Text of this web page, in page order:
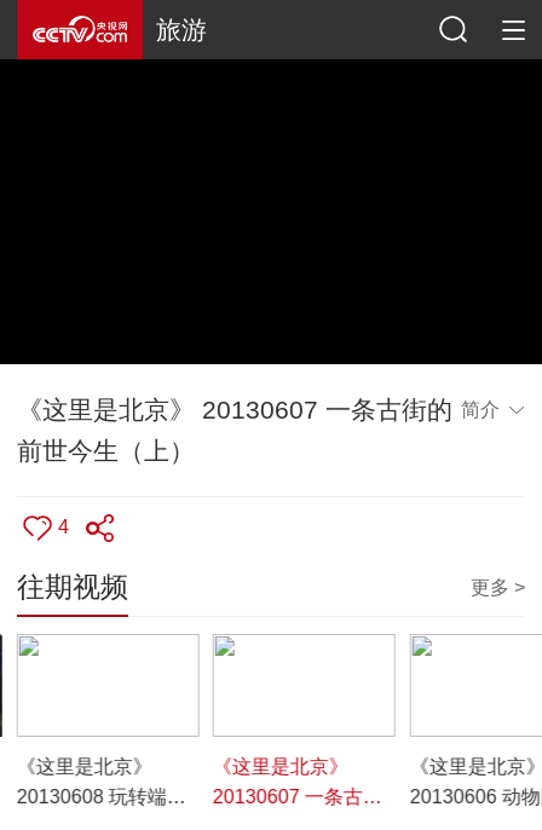
旅游
《这里是北京》 20130607 一条古街的
前世今生（上）
简介
4
往期视频 更多 >
《这里是北京》
20130608 玩转端午
《这里是北京》
20130607 一条古街
《这里是北京
20130606 动